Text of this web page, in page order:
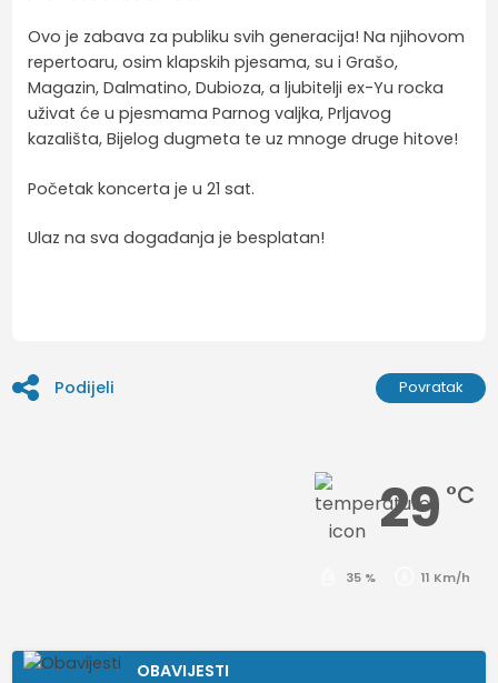
Ovo je zabava za publiku svih generacija! Na njihovom
repertoaru, osim klapskih pjesama, su i Grašo,
Magazin, Dalmatino, Dubioza, a ljubitelji ex-Yu rocka
uživat će u pjesmama Parnog valjka, Prljavog
kazališta, Bijelog dugmeta te uz mnoge druge hitove!
Početak koncerta je u 21 sat.
Ulaz na sva događanja je besplatan!
Podijeli Povratak
29 °C
35 % 11 Km/h
OBAVIJESTI